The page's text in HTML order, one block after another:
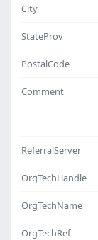
City
StateProv
PostalCode
Comment
ReferralServer
OrgTechHandle
OrgTechName
OrgTechRef